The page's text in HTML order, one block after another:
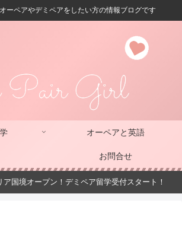
ーペアやデミペアをしたい方の情報ブログです
オーペアと英語
お問合せ
ア国境オープン！デミペア留学受付スタート！